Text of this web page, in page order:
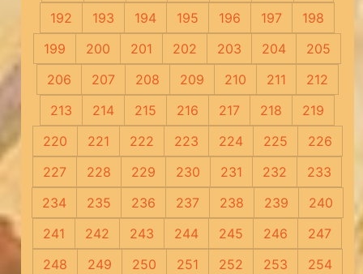
192
193 194 195 196 197
198
199
200 201 202 203 204
205
206
207 208 209 210 211
212
213
214 215 216 217 218
219
220
221 222 223 224 225
226
227
228 229 230 231 232
233
234
235 236 237 238 239
240
241
242 243 244 245 246
247
248
249 250 251 252 253
254